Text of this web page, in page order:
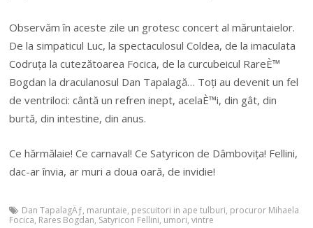
Observăm în aceste zile un grotesc concert al măruntaielor.
De la simpaticul Luc, la spectaculosul Coldea, de la imaculata
Codruța la cutezătoarea Focica, de la curcubeicul RareÈ™
Bogdan la draculanosul Dan Tapalagă… Toți au devenit un fel
de ventriloci: cântă un refren inept, acelaÈ™i, din gât, din
burtă, din intestine, din anus.
Ce hărmălaie! Ce carnaval! Ce Satyricon de Dâmbovița! Fellini,
dac-ar învia, ar muri a doua oară, de invidie!
Dan TapalagÄƒ, maruntaie, pescuitori in ape tulburi, procuror Mihaela
Focica, Rares Bogdan, Satyricon Fellini, umori,vintre